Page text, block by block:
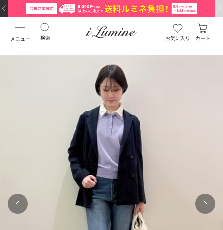
メニュー 検索 お気に入り カート